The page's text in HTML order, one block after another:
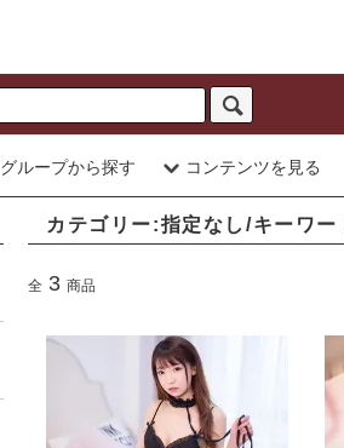
グループから探す コンテンツを見る
カテゴリー:指定なし/キーワ
全 3 商品